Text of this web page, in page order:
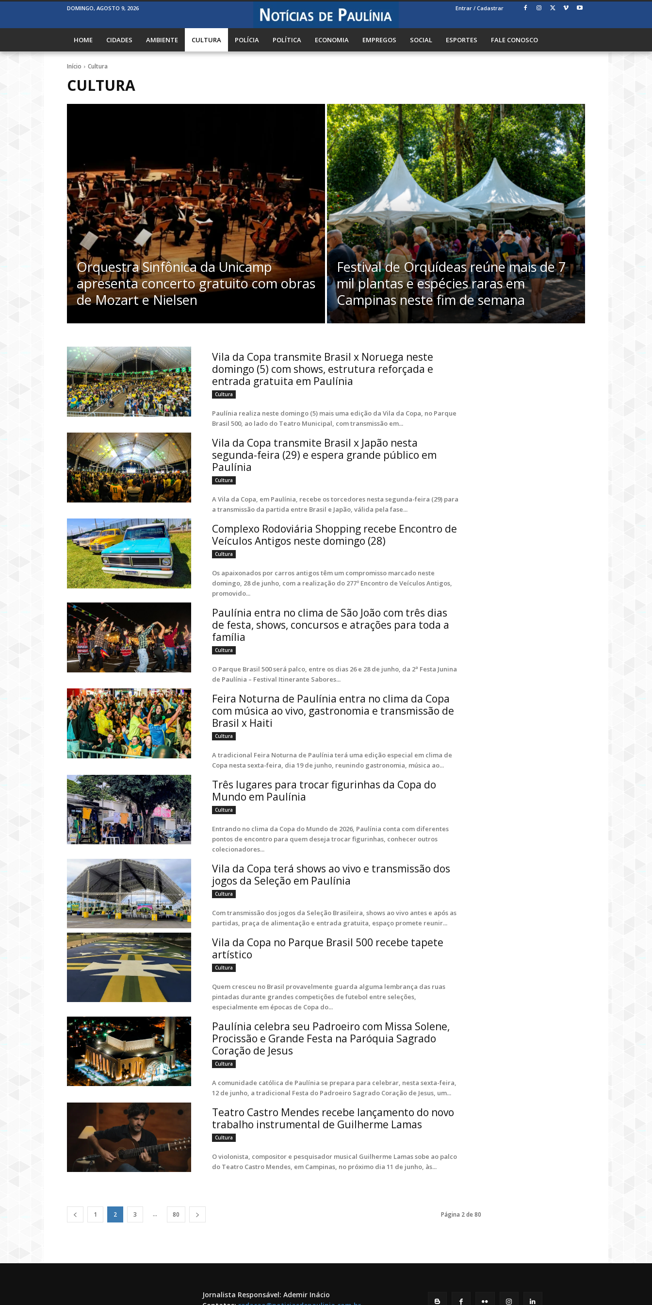
DOMINGO, AGOSTO 9, 2026 Entrar / Cadastrar
HOME CIDADES AMBIENTE CULTURA POLÍCIA POLÍTICA ECONOMIA EMPREGOS SOCIAL ESPORTES FALE CONOSCO
Início Cultura
CULTURA
Orquestra Sinfônica da Unicamp
apresenta concerto gratuito com obras
de Mozart e Nielsen
Festival de Orquídeas reúne mais de 7
mil plantas e espécies raras em
Campinas neste fim de semana
Vila da Copa transmite Brasil x Noruega neste
domingo (5) com shows, estrutura reforçada e
entrada gratuita em Paulínia
Cultura
Paulínia realiza neste domingo (5) mais uma edição da Vila da Copa, no Parque
Brasil 500, ao lado do Teatro Municipal, com transmissão em...
Vila da Copa transmite Brasil x Japão nesta
segunda-feira (29) e espera grande público em
Paulínia
Cultura
A Vila da Copa, em Paulínia, recebe os torcedores nesta segunda-feira (29) para
a transmissão da partida entre Brasil e Japão, válida pela fase...
Complexo Rodoviária Shopping recebe Encontro de
Veículos Antigos neste domingo (28)
Cultura
Os apaixonados por carros antigos têm um compromisso marcado neste
domingo, 28 de junho, com a realização do 277º Encontro de Veículos Antigos,
promovido...
Paulínia entra no clima de São João com três dias
de festa, shows, concursos e atrações para toda a
família
Cultura
O Parque Brasil 500 será palco, entre os dias 26 e 28 de junho, da 2ª Festa Junina
de Paulínia – Festival Itinerante Sabores...
Feira Noturna de Paulínia entra no clima da Copa
com música ao vivo, gastronomia e transmissão de
Brasil x Haiti
Cultura
A tradicional Feira Noturna de Paulínia terá uma edição especial em clima de
Copa nesta sexta-feira, dia 19 de junho, reunindo gastronomia, música ao...
Três lugares para trocar figurinhas da Copa do
Mundo em Paulínia
Cultura
Entrando no clima da Copa do Mundo de 2026, Paulínia conta com diferentes
pontos de encontro para quem deseja trocar figurinhas, conhecer outros
colecionadores...
Vila da Copa terá shows ao vivo e transmissão dos
jogos da Seleção em Paulínia
Cultura
Com transmissão dos jogos da Seleção Brasileira, shows ao vivo antes e após as
partidas, praça de alimentação e entrada gratuita, espaço promete reunir...
Vila da Copa no Parque Brasil 500 recebe tapete
artístico
Cultura
Quem cresceu no Brasil provavelmente guarda alguma lembrança das ruas
pintadas durante grandes competições de futebol entre seleções,
especialmente em épocas de Copa do...
Paulínia celebra seu Padroeiro com Missa Solene,
Procissão e Grande Festa na Paróquia Sagrado
Coração de Jesus
Cultura
A comunidade católica de Paulínia se prepara para celebrar, nesta sexta-feira,
12 de junho, a tradicional Festa do Padroeiro Sagrado Coração de Jesus, um...
Teatro Castro Mendes recebe lançamento do novo
trabalho instrumental de Guilherme Lamas
Cultura
O violonista, compositor e pesquisador musical Guilherme Lamas sobe ao palco
do Teatro Castro Mendes, em Campinas, no próximo dia 11 de junho, às...
1 2 3 ... 80 Página 2 de 80
Jornalista Responsável: Ademir Inácio